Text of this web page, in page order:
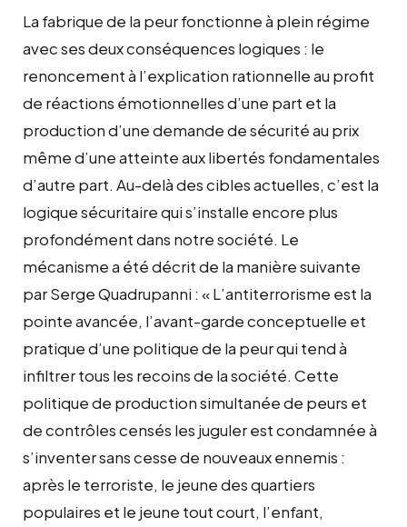
La fabrique de la peur fonctionne à plein régime
avec ses deux conséquences logiques : le
renoncement à l’explication rationnelle au profit
de réactions émotionnelles d’une part et la
production d’une demande de sécurité au prix
même d’une atteinte aux libertés fondamentales
d’autre part. Au-delà des cibles actuelles, c’est la
logique sécuritaire qui s’installe encore plus
profondément dans notre société. Le
mécanisme a été décrit de la manière suivante
par Serge Quadrupanni : « L’antiterrorisme est la
pointe avancée, l’avant-garde conceptuelle et
pratique d’une politique de la peur qui tend à
infiltrer tous les recoins de la société. Cette
politique de production simultanée de peurs et
de contrôles censés les juguler est condamnée à
s’inventer sans cesse de nouveaux ennemis :
après le terroriste, le jeune des quartiers
populaires et le jeune tout court, l’enfant,